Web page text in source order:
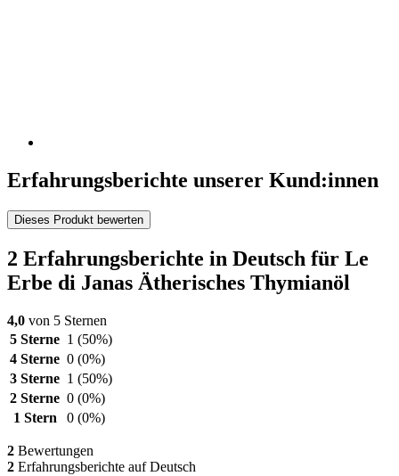
Erfahrungsberichte unserer Kund:innen
Dieses Produkt bewerten
2 Erfahrungsberichte in Deutsch für Le
Erbe di Janas Ätherisches Thymianöl
4,0 von 5 Sternen
5 Sterne 1 (50%)
4 Sterne 0 (0%)
3 Sterne 1 (50%)
2 Sterne 0 (0%)
1 Stern
0 (0%)
2 Bewertungen
2 Erfahrungsberichte auf Deutsch